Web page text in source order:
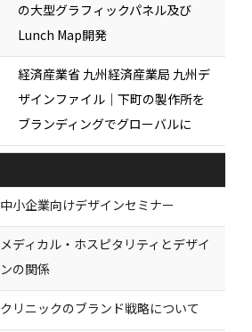
の大型グラフィックパネル及び
Lunch Map開発
経済産業省 九州経済産業局 九州デ
ザインファイル｜下町の製作所を
ブランディングでグローバルに
中小企業向けデザインセミナー
メディカル・ホスピタリティとデザイ
ンの関係
クリニックのブランド戦略について